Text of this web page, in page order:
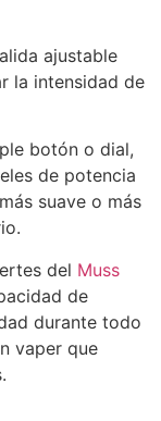
ajustable
la intensidad de
botón o dial,
de potencia
suave o más
del Muss
de
durante todo
vaper que